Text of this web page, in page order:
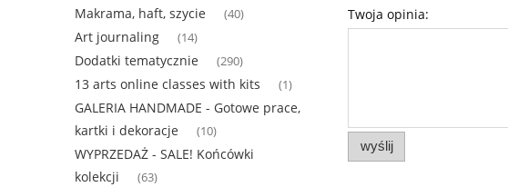
Makrama, haft, szycie (40)
Art journaling (14)
Dodatki tematycznie (290)
13 arts online classes with kits (1)
GALERIA HANDMADE - Gotowe prace,
kartki i dekoracje
(10)
WYPRZEDAŻ - SALE! Końcówki
kolekcji
(63)
Twoja opinia:
wyślij